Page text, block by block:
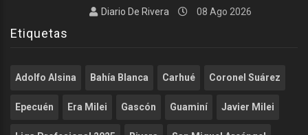
Diario De Rivera 08 Ago 2026
Etiquetas
Adolfo Alsina Bahía Blanca Carhué Coronel Suárez
Epecuén Era Milei Gascón Guaminí Javier Milei